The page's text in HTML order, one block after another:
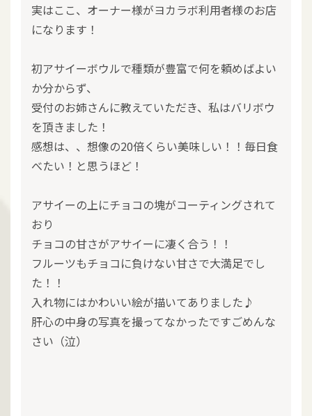
実はここ、オーナー様がヨカラボ利用者様のお店
になります！
初アサイーボウルで種類が豊富で何を頼めばよい
か分からず、
受付のお姉さんに教えていただき、私はバリボウ
を頂きました！
感想は、、想像の20倍くらい美味しい！！毎日食
べたい！と思うほど！
アサイーの上にチョコの塊がコーティングされて
おり
チョコの甘さがアサイーに凄く合う！！
フルーツもチョコに負けない甘さで大満足でし
た！！
入れ物にはかわいい絵が描いてありました♪
肝心の中身の写真を撮ってなかったですごめんな
さい（泣）